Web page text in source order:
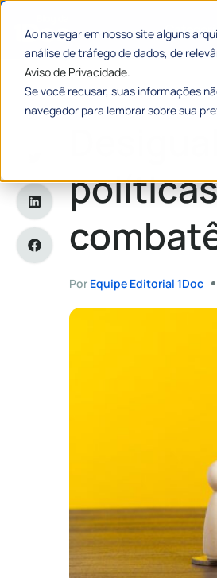
Ao navegar em nosso site alguns
análise de tráfego de dados, de
Aviso de Privacidade.
Se você recusar, suas informações
navegador para lembrar sobre sua
Home»Desigualdade social:
Por Equipe Editorial 1Doc